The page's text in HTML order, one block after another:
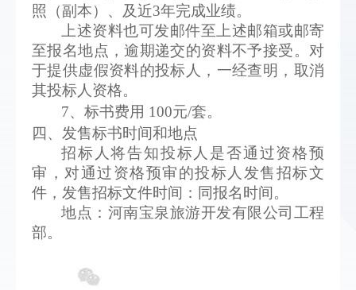
照（副本）、及近3年完成业绩。
上述资料也可发邮件至上述邮箱或邮寄
至报名地点，逾期递交的资料不予接受。对
于提供虚假资料的投标人，一经查明，取消
其投标人资格。
7、标书费用 100元/套。
四、发售标书时间和地点
招标人将告知投标人是否通过资格预
审，对通过资格预审的投标人发售招标文
件，发售招标文件时间：同报名时间。
地点：河南宝泉旅游开发有限公司工程
部。